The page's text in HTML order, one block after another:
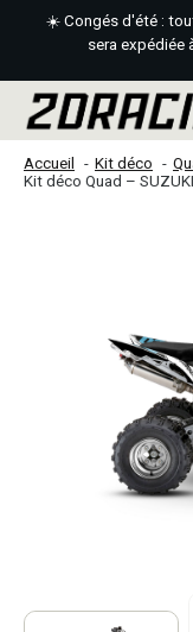
☀️ Congés d'été :
sera expédiée
Accueil Kit déco
Kit déco Quad –